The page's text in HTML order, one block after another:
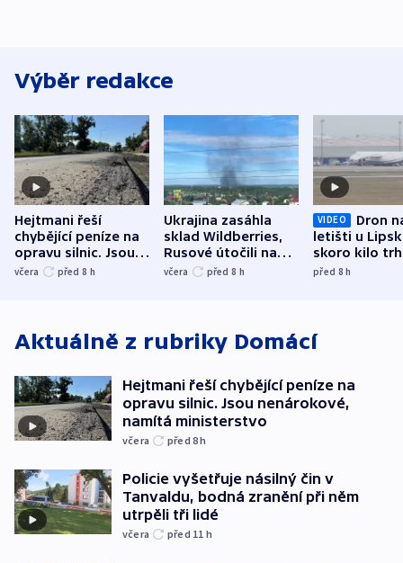
Výběr redakce
Hejtmani řeší
chybějící peníze na
opravu silnic. Jsou
nenárokové, namítá
včera před 8 h
Ukrajina zasáhla
sklad Wildberries,
Rusové útočili na
trh, hasiče či
včera před 8 h
VIDEO
Dron
letišti u
skoro kilo
indicie
před 8h
Aktuálně z rubriky Domácí
Hejtmani řeší chybějící peníze na
opravu silnic. Jsou nenárokové,
namítá ministerstvo
včera před 8h
Policie vyšetřuje násilný čin v
Tanvaldu, bodná zranění při něm
utrpěli tři lidé
včera před 11 h